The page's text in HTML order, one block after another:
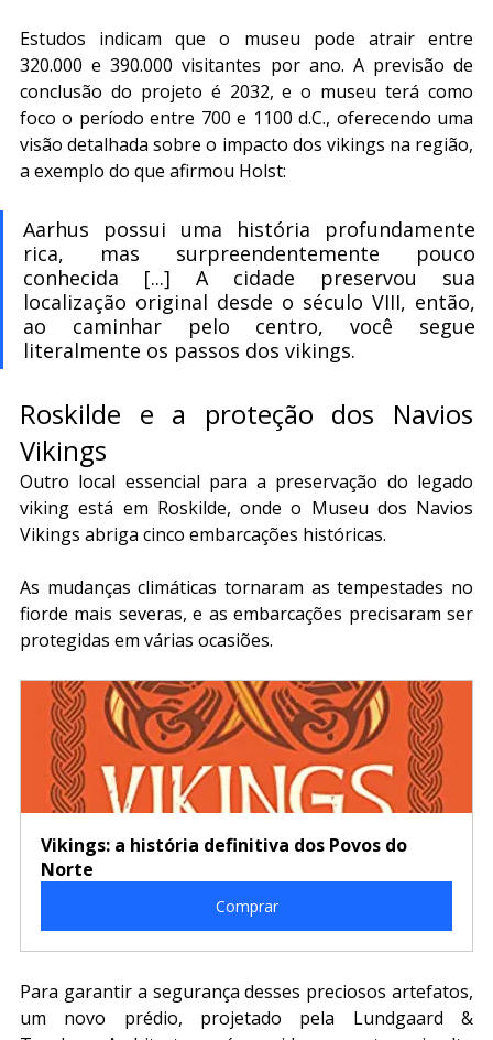
Estudos indicam que o museu pode atrair entre
320.000 e 390.000 visitantes por ano. A previsão de
conclusão do projeto é 2032, e o museu terá como
foco o período entre 700 e 1100 d.C., oferecendo uma
visão detalhada sobre o impacto dos vikings na região,
a exemplo do que afirmou Holst:
Aarhus possui uma história profundamente
rica, mas surpreendentemente pouco
conhecida [...] A cidade preservou sua
localização original desde o século VIII, então,
ao caminhar pelo centro, você segue
literalmente os passos dos vikings.
Roskilde e a proteção dos Navios
Vikings
Outro local essencial para a preservação do legado
viking está em Roskilde, onde o Museu dos Navios
Vikings abriga cinco embarcações históricas.
As mudanças climáticas tornaram as tempestades no
fiorde mais severas, e as embarcações precisaram ser
protegidas em várias ocasiões.
Vikings: a história definitiva dos Povos do
Norte
Comprar
Para garantir a segurança desses preciosos artefatos,
um novo prédio, projetado pela Lundgaard &